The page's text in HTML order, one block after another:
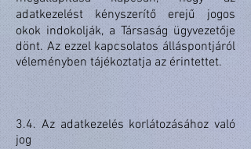
adatkezelést kényszerítő erejű jogos
okok indokolják, a Társaság ügyvezetője
dönt. Az ezzel kapcsolatos álláspontjáról
véleményben tájékoztatja az érintettet.
3.4. Az adatkezelés korlátozásához való
jog